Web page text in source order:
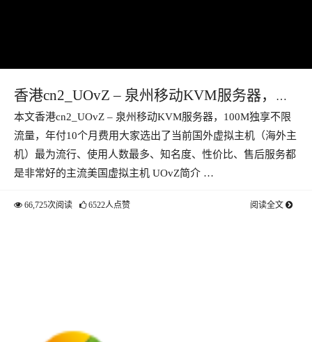
香港cn2_UOvZ – 泉州移动KVM服务器，
100M独享不限流量，年付10个月费用
本文香港cn2_UOvZ – 泉州移动KVM服务器，100M独享不限
流量，年付10个月费用大家选出了当前国外虚拟主机（海外主
机）最为流行、使用人数最多、知名度、性价比、售后服务都
是非常好的主流美国虚拟主机 UOvZ简介 …
66,725次阅读 6522人点赞 阅读全文